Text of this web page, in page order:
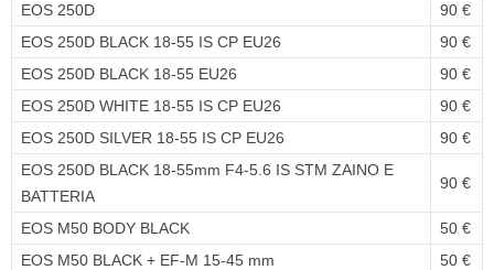
EOS 250D
90 €
EOS 250D BLACK 18-55 IS CP EU26
90 €
EOS 250D BLACK 18-55 EU26
90 €
EOS 250D WHITE 18-55 IS CP EU26
90 €
EOS 250D SILVER 18-55 IS CP EU26
90 €
EOS 250D BLACK 18-55mm F4-5.6 IS STM ZAINO E
BATTERIA
90 €
EOS M50 BODY BLACK
50 €
EOS M50 BLACK + EF-M 15-45 mm
50 €